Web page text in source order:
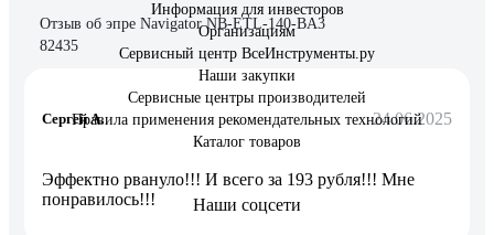
Отзыв об эпре Navigator NB-ETL-140-BA3
82435
Сергей А. 24.06.2025
Эффектно рвануло!!! И всего за 193 рубля!!! Мне
понравилось!!!
Информация для инвесторов
Организациям
Сервисный центр ВсеИнструменты.ру
Наши закупки
Сервисные центры производителей
Правила применения рекомендательных технологий
Каталог товаров
Наши соцсети